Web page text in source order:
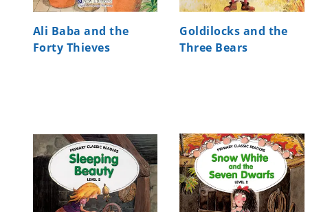
Ali Baba and the
Forty Thieves
Goldilocks and the
Three Bears